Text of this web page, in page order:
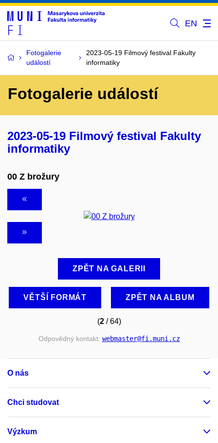
EN
Fotogalerie
událostí
2023-05-19 Filmový festival Fakulty
informatiky
Fotogalerie událostí
2023-05-19 Filmový festival Fakulty
informatiky
00 Z brožury
ZPĚT NA GALERII
VĚTŠÍ FORMÁT ZPĚT NA ALBUM
(2/ 64)
Odpovědný kontakt: webmaster@fi.muni.cz
O nás
Chci studovat
Výzkum